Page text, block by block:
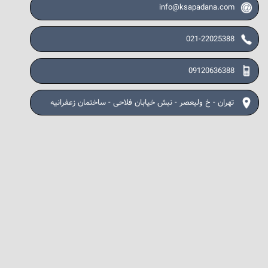
info@ksapadana.com
021-22025388
09120636388
تهران - خ ولیعصر - نبش خیابان فلاحی - ساختمان زعفرانیه